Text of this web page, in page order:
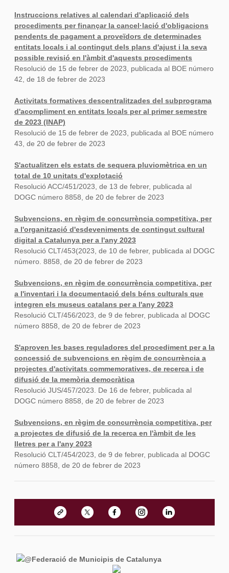
Instruccions relatives al calendari d'aplicació dels
procediments per finançar la cancel·lació d'obligacions
pendents de pagament a proveïdors de determinades
entitats locals i al contingut dels plans d'ajust i la seva
possible revisió en l'àmbit d'aquests procediments
Resolució de 15 de febrer de 2023, publicada al BOE número
42, de 18 de febrer de 2023
Activitats formatives descentralitzades del subprograma
d'acompliment en entitats locals per al primer semestre
de 2023 (INAP)
Resolució de 15 de febrer de 2023, publicada al BOE número
43, de 20 de febrer de 2023
S'actualitzen els estats de sequera pluviomètrica en un
total de 10 unitats d'explotació
Resolució ACC/451/2023, de 13 de febrer, publicada al
DOGC número 8858, de 20 de febrer de 2023
Subvencions, en règim de concurrència competitiva, per
a l'organització d'esdeveniments de contingut cultural
digital a Catalunya per a l'any 2023
Resolució CLT/453(2023, de 10 de febrer, publicada al DOGC
número. 8858, de 20 de febrer de 2023
Subvencions, en règim de concurrència competitiva, per
a l'inventari i la documentació dels béns culturals que
integren els museus catalans per a l'any 2023
Resolució CLT/456/2023, de 9 de febrer, publicada al DOGC
número 8858, de 20 de febrer de 2023
S'aproven les bases reguladores del procediment per a la
concessió de subvencions en règim de concurrència a
projectes d'activitats commemoratives, de recerca i de
difusió de la memòria democràtica
Resolució JUS/457/2023. De 16 de febrer, publicada al
DOGC número 8858, de 20 de febrer de 2023
Subvencions, en règim de concurrència competitiva, per
a projectes de difusió de la recerca en l'àmbit de les
lletres per a l'any 2023
Resolució CLT/454/2023, de 9 de febrer, publicada al DOGC
número 8858, de 20 de febrer de 2023
@Federació de Municipis de Catalunya